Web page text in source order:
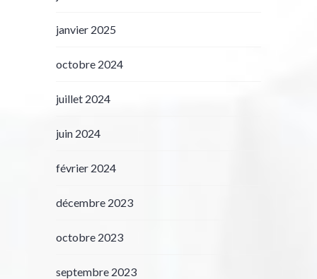
janvier 2025
octobre 2024
juillet 2024
juin 2024
février 2024
décembre 2023
octobre 2023
septembre 2023